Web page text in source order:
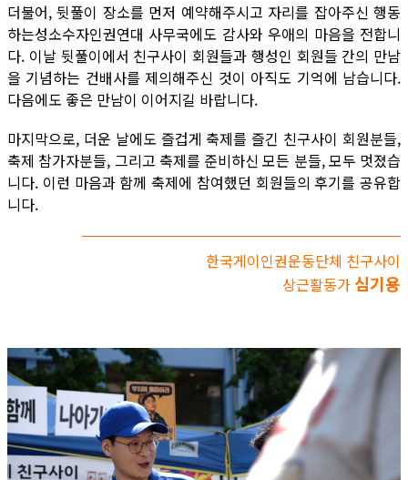
더불어, 뒷풀이 장소를 먼저 예약해주시고 자리를 잡아주신 행동
하는성소수자인권연대 사무국에도 감사와 우애의 마음을 전합니
다. 이날 뒷풀이에서 친구사이 회원들과 행성인 회원들 간의 만남
을 기념하는 건배사를 제의해주신 것이 아직도 기억에 남습니다.
다음에도 좋은 만남이 이어지길 바랍니다.
마지막으로, 더운 날에도 즐겁게 축제를 즐긴 친구사이 회원분들,
축제 참가자분들, 그리고 축제를 준비하신 모든 분들, 모두 멋졌습
니다. 이런 마음과 함께 축제에 참여했던 회원들의 후기를 공유합
니다.
한국게이인권운동단체 친구사이
상근활동가 심기용